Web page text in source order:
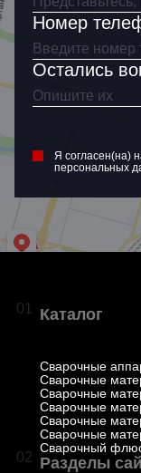
Номер
Остались
Я согласен(на)
персональных
01 Каталог
Сварочные
Сварочные
Сварочные
Сварочные
Сварочные
Сварочные
Сварочный
02 Разделы